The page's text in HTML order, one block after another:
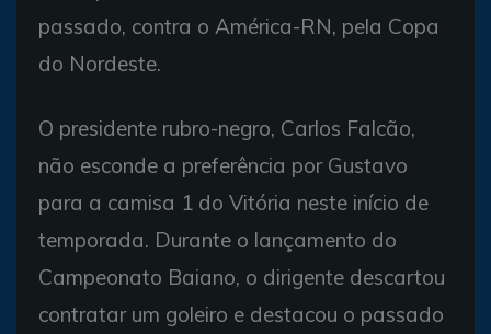
passado, contra o América-RN, pela Copa
do Nordeste.
O presidente rubro-negro, Carlos Falcão,
não esconde a preferência por Gustavo
para a camisa 1 do Vitória neste início de
temporada. Durante o lançamento do
Campeonato Baiano, o dirigente descartou
contratar um goleiro e destacou o passado